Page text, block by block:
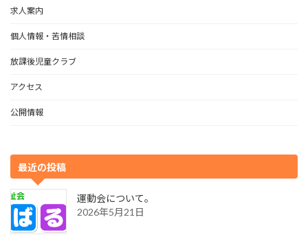
求人案内
個人情報・苦情相談
放課後児童クラブ
アクセス
公開情報
最近の投稿
運動会について。
2026年5月21日